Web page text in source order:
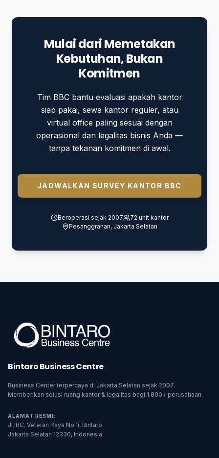
Mulai dari Memetakan
Kebutuhan, Bukan
Komitmen
Tim BBC bantu evaluasi apakah kantor
siap pakai, sewa kantor reguler, atau
virtual office paling sesuai dengan
operasional dan legalitas bisnis Anda —
tanpa tekanan komitmen di awal.
JADWALKAN SURVEY KANTOR BBC
Beroperasi sejak 2007
72 unit kantor
Pesanggrahan, Jakarta Selatan
Bintaro Business Centre
Business Center terpercaya di Jakarta Selatan sejak 2007.
Memberikan solusi ruang kantor & legalitas bagi 1.800+ perusahaan.
ALAMAT RESMI:
Jl. RC. Veteran Raya No.1i, Bintaro
Jakarta Selatan 12330, Indonesia